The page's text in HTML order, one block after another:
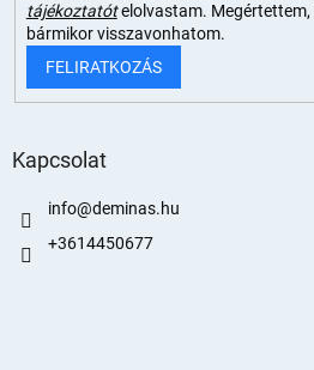
tájékoztatót elolvastam.
bármikor visszavonhatom.
FELIRATKOZÁS
Kapcsolat
info@deminas.hu
+3614450677